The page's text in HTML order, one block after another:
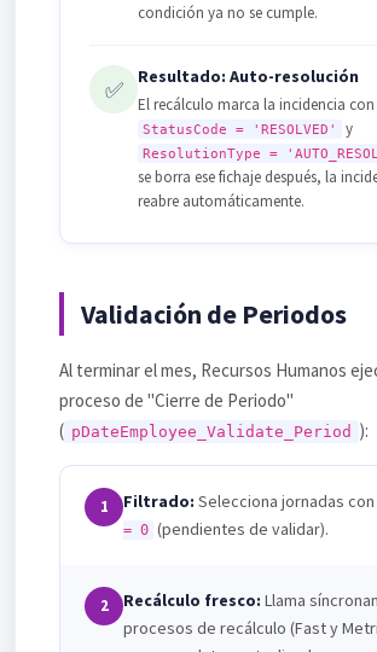
condición ya no se cumple.
✅ Resultado: Auto-resolución
El recálculo marca la incidencia con
StatusCode = 'RESOLVED' y
ResolutionType =
se borra ese fichaje después, la
reabre automáticamente.
Validación de Periodos
Al terminar el mes, Recursos Humanos
proceso de "Cierre de Periodo"
( pDateEmployee_Validate_Period ):
1 Filtrado: Selecciona jornadas con
= 0 (pendientes de validar).
2 Recálculo fresco: Llama
procesos de recálculo (Fast y